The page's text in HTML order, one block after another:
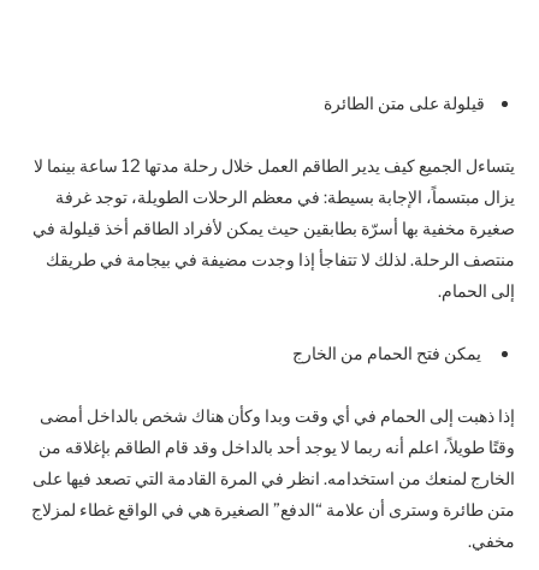
قيلولة على متن الطائرة
يتساءل الجميع كيف يدير الطاقم العمل خلال رحلة مدتها 12 ساعة بينما لا
يزال مبتسماً، الإجابة بسيطة: في معظم الرحلات الطويلة، توجد غرفة
صغيرة مخفية بها أسرّة بطابقين حيث يمكن لأفراد الطاقم أخذ قيلولة في
منتصف الرحلة. لذلك لا تتفاجأ إذا وجدت مضيفة في بيجامة في طريقك
إلى الحمام.
يمكن فتح الحمام من الخارج
إذا ذهبت إلى الحمام في أي وقت وبدا وكأن هناك شخص بالداخل أمضى
وقتًا طويلاً، اعلم أنه ربما لا يوجد أحد بالداخل وقد قام الطاقم بإغلاقه من
الخارج لمنعك من استخدامه. انظر في المرة القادمة التي تصعد فيها على
متن طائرة وسترى أن علامة “الدفع” الصغيرة هي في الواقع غطاء لمزلاج
مخفي.